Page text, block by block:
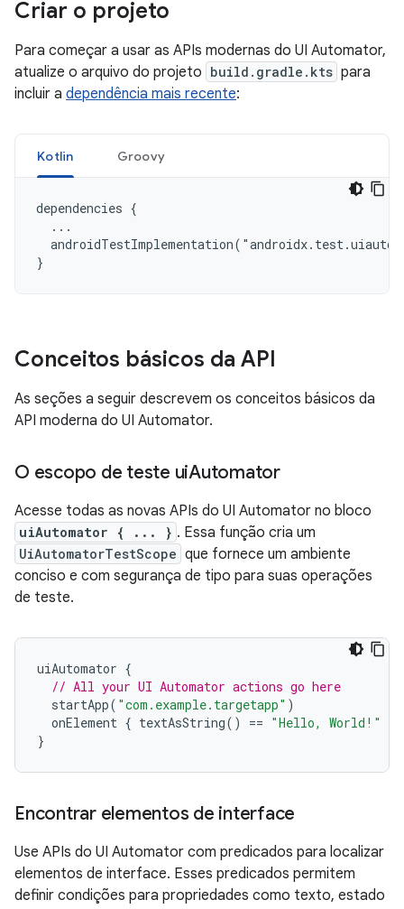
Criar o projeto
Para começar a usar as APIs modernas do UI Automator,
atualize o arquivo do projeto build.gradle.kts para
incluir a dependência mais recente:
Kotlin Groovy
dependencies {
  ...
Conceitos básicos da API
As seções a seguir descrevem os conceitos básicos da
API moderna do UI Automator.
O escopo de teste uiAutomator
Acesse todas as novas APIs do UI Automator no bloco
uiAutomator { ... } . Essa função cria um
UiAutomatorTestScope que fornece um ambiente
conciso e com segurança de tipo para suas operações
de teste.
uiAutomator {
// All your UI Automator actions go here
startApp( "com.example.targetapp" )
onElement { textAsString() == "Hello, World!"
}
Encontrar elementos de interface
Use APIs do UI Automator com predicados para localizar
elementos de interface. Esses predicados permitem
definir condições para propriedades como texto, estado